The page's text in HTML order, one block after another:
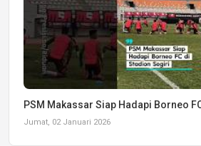
PSM Makassar Siap Hadapi Borneo
Jumat, 02 Januari 2026